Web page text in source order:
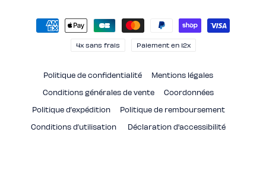
paiement
4x sans frais Paiement en 12x
Politique de confidentialité
Mentions légales
Conditions générales de vente
Coordonnées
Politique d’expédition
Politique de remboursement
Conditions d’utilisation
Déclaration d'accessibilité